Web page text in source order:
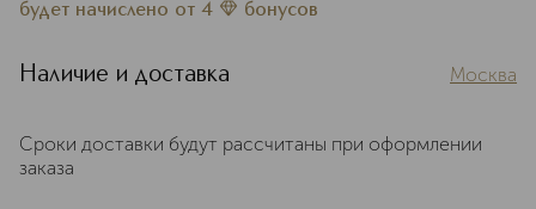
будет начислено от 4 бонусов
Наличие и доставка Москва
Сроки доставки будут рассчитаны при оформлении
заказа